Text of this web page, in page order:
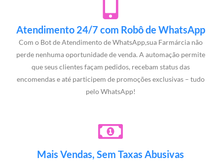
Atendimento 24/7 com Robô de WhatsApp
Com o Bot de Atendimento de WhatsApp,sua Farmárcia não
perde nenhuma oportunidade de venda. A automação permite
que seus clientes façam pedidos, recebam status das
encomendas e até participem de promoções exclusivas – tudo
pelo WhatsApp!
Mais Vendas, Sem Taxas Abusivas